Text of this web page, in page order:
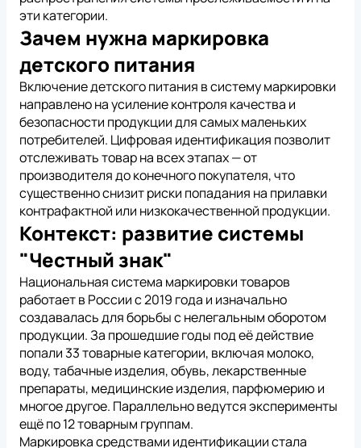
эти категории.
Зачем нужна маркировка
детского питания
Включение детского питания в систему маркировки
направлено на усиление контроля качества и
безопасности продукции для самых маленьких
потребителей. Цифровая идентификация позволит
отслеживать товар на всех этапах — от
производителя до конечного покупателя, что
существенно снизит риски попадания на прилавки
контрафактной или низкокачественной продукции.
Контекст: развитие системы
"Честный знак"
Национальная система маркировки товаров
работает в России с 2019 года и изначально
создавалась для борьбы с нелегальным оборотом
продукции. За прошедшие годы под её действие
попали 33 товарные категории, включая молоко,
воду, табачные изделия, обувь, лекарственные
препараты, медицинские изделия, парфюмерию и
многое другое. Параллельно ведутся эксперименты
ещё по 12 товарным группам.
Маркировка средствами идентификации стала